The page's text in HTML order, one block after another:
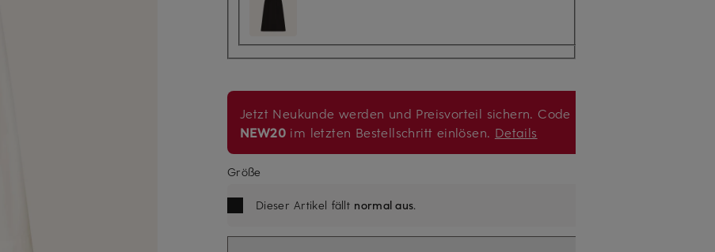
Jetzt Neukunde werden und Preisvorteil sichern. Code
NEW20 im letzten Bestellschritt einlösen. Details
Größe
Dieser Artikel fällt normal aus.